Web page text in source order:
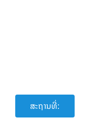
ສະຖານທີ່: